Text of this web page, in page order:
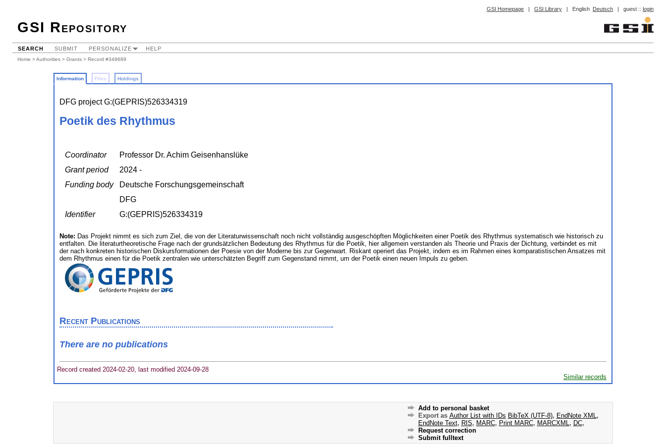
GSI Homepage | GSI Library | English Deutsch | guest :: login
GSI Repository
SEARCH SUBMIT PERSONALIZE HELP
Home >Authorities > Grants > Record #349689
Information Files Holdings
DFG project G:(GEPRIS)526334319
Poetik des Rhythmus
Coordinator
Professor Dr. Achim Geisenhanslüke
Grant period
2024 -
Funding body
Deutsche Forschungsgemeinschaft
DFG
Identifier
G:(GEPRIS)526334319
Note: Das Projekt nimmt es sich zum Ziel, die von der Literaturwissenschaft noch nicht vollständig ausgeschöpften Möglichkeiten einer Poetik des Rhythmus systematisch wie historisch zu
entfalten. Die literaturtheoretische Frage nach der grundsätzlichen Bedeutung des Rhythmus für die Poetik, hier allgemein verstanden als Theorie und Praxis der Dichtung, verbindet es mit
der nach konkreten historischen Diskursformationen der Poesie von der Moderne bis zur Gegenwart. Riskant operiert das Projekt, indem es im Rahmen eines komparatistischen Ansatzes mit
dem Rhythmus einen für die Poetik zentralen wie unterschätzten Begriff zum Gegenstand nimmt, um der Poetik einen neuen Impuls zu geben.
Recent Publications
There are no publications
Record created 2024-02-20, last modified 2024-09-28
Similar records
Add to personal basket
Export as Author List with IDs BibTeX (UTF-8), EndNote XML ,
EndNote Text, RIS, MARC, Print MARC, MARCXML , DC,
Request correction
Submit fulltext